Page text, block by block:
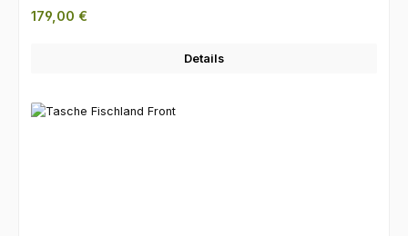
Regulärer Preis:
179,00 €
Details